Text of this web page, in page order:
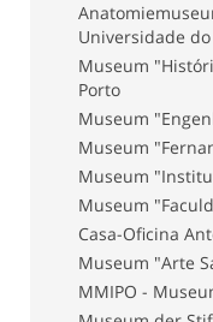
Universidade
Museum
Porto
Museum
Museum
Museum
Museum
Casa-Oficina
Museum "Arte
MMIPO -